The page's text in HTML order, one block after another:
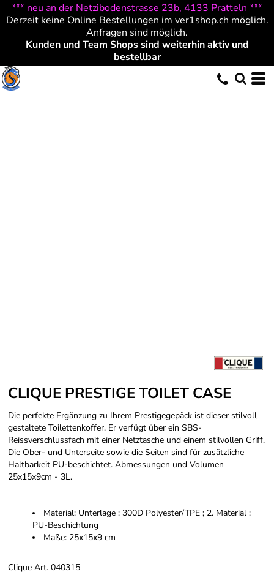
*** neu an der Netzibodenstrasse 23b, 4133 Pratteln ***
Derzeit keine Online Bestellungen im ver1shop.ch möglich.
Anfragen sind möglich.
Kunden und Team Shops sind weiterhin aktiv und
bestellbar
CLIQUE PRESTIGE TOILET CASE
Die perfekte Ergänzung zu Ihrem Prestigegepäck ist dieser stilvoll
gestaltete Toilettenkoffer. Er verfügt über ein SBS-
Reissverschlussfach mit einer Netztasche und einem stilvollen Griff.
Die Ober- und Unterseite sowie die Seiten sind für zusätzliche
Haltbarkeit PU-beschichtet. Abmessungen und Volumen
25x15x9cm - 3L.
Material: Unterlage : 300D Polyester/TPE ; 2. Material :
PU-Beschichtung
Maße: 25x15x9 cm
Clique Art. 040315